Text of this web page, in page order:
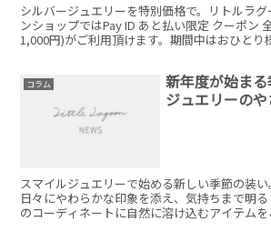
シルバージュエリーを特別価格で。リトルラ
ンショップではPay ID あと払い限定 クーポン
1,000円)がご利用頂けます。期間中はおひとり
コラム
新年度が始ま
ジュエリーの
スマイルジュエリーで始める新しい季節の装
日々にやわらかな印象を添え、気持ちまで明
のコーディネートに自然に溶け込むアイテムを